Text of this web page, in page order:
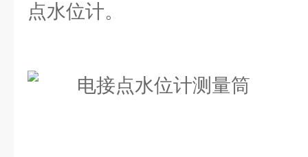
点水位计。